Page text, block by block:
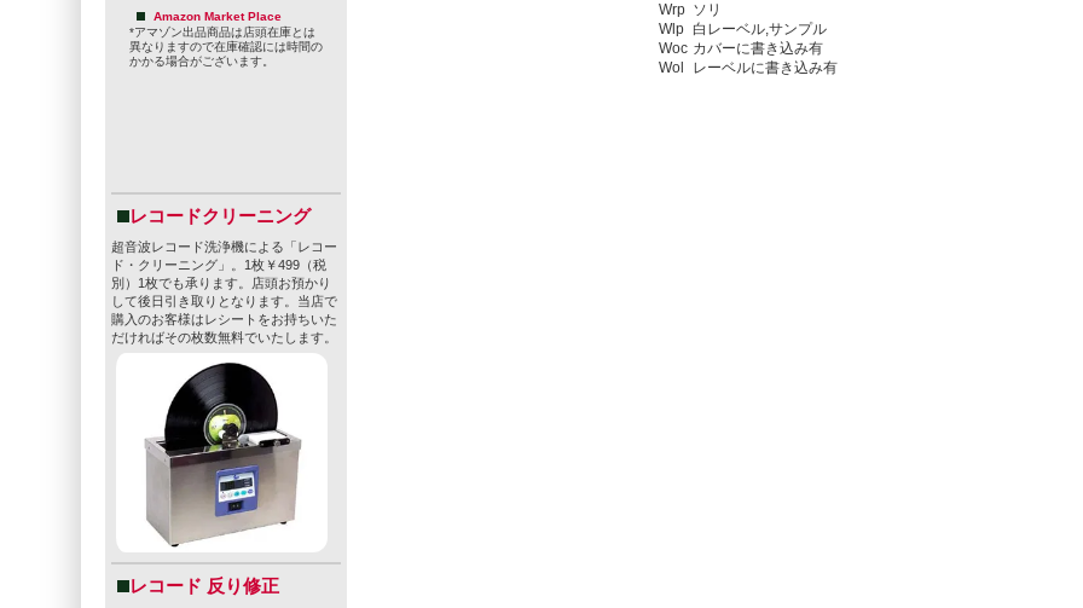
Amazon Market Place
*アマゾン出品商品は店頭在庫とは
異なりますので在庫確認には時間の
かかる場合がございます。
レコードクリーニング
超音波レコード洗浄機による「レコー
ド・クリーニング」。1枚￥499（税
別）1枚でも承ります。店頭お預かり
して後日引き取りとなります。当店で
購入のお客様はレシートをお持ちいた
だければその枚数無料でいたします。
レコード 反り修正
Wrp ソリ
Wlp 白レーベル,サンプル
Woc カバーに書き込み有
Wol
レーベルに書き込み有